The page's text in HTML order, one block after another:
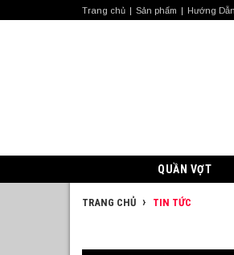
Trang chủ Sản phẩm Hướng
QUẦN VỢT
TRANG CHỦ TIN TỨC